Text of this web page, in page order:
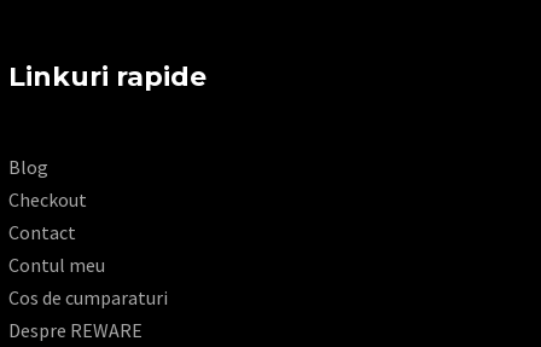
Linkuri rapide
Blog
Checkout
Contact
Contul meu
Cos de cumparaturi
Despre REWARE